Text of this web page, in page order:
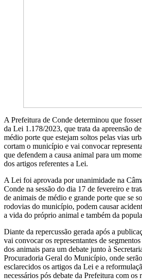
A Prefeitura de Conde determinou que
da Lei 1.178/2023, que trata da apreensão
médio porte que estejam soltos pelas vias
cortam o município e vai convocar
que defendem a causa animal para um
dos artigos referentes a Lei.
A Lei foi aprovada por unanimidade na
Conde na sessão do dia 17 de fevereiro e
de animais de médio e grande porte que se
rodovias do município, podem causar
a vida do próprio animal e também da
Diante da repercussão gerada após a
vai convocar os representantes de
dos animais para um debate junto à
Procuradoria Geral do Município, onde
esclarecidos os artigos da Lei e a
necessários pós debate da Prefeitura com os